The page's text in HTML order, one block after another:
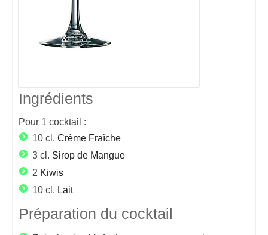
Ingrédients
Pour 1 cocktail :
10 cl. Crème Fraîche
3 cl. Sirop de Mangue
2 Kiwis
10 cl. Lait
Préparation du cocktail